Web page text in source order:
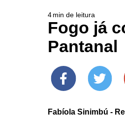
4min de leitura
Fogo já
Pantanal
Fabíola Sinimbú -